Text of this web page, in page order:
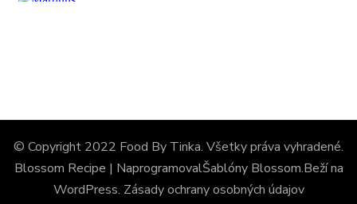
© Copyright 2022 Food By Tinka. Všetky práva vyhradené.
Blossom Recipe | NaprogramovalŠablóny Blossom.Beží na
WordPress. Zásady ochrany osobných údajov